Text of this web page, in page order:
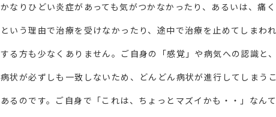
かなりひどい炎症があっても気がつかなかったり、あるいは、痛
という理由で治療を受けなかったり、途中で治療を止めてしまわ
する方も少なくありません。ご自身の「感覚」や病気への認識と
病状が必ずしも一致しないため、どんどん病状が進行してしまう
あるのです。ご自身で「これは、ちょっとマズイかも・・」なん